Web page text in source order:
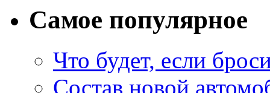
Самое популярное
Что будет, если
Состав новой